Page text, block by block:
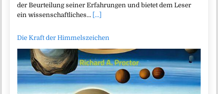
der Beurteilung seiner Erfahrungen und bietet dem Leser
ein wissenschaftliches… [...]
Die Kraft der Himmelszeichen